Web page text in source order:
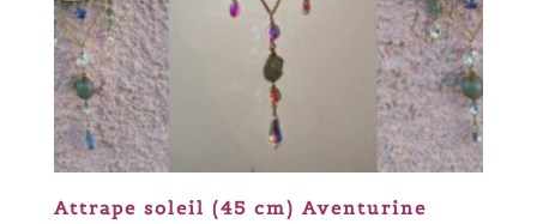
Attrape soleil (45 cm) Aventurine